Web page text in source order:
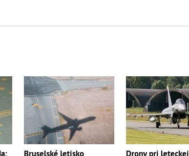
Bruselské letisko Drony pri leteckej